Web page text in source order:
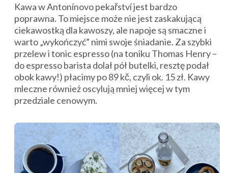
Kawa w Antonínovo pekařství jest bardzo
poprawna. To miejsce może nie jest zaskakującą
ciekawostką dla kawoszy, ale napoje są smaczne i
warto „wykończyć” nimi swoje śniadanie. Za szybki
przelew i tonic espresso (na toniku Thomas Henry –
do espresso barista dolał pół butelki, resztę podał
obok kawy!) płacimy po 89 kč, czyli ok. 15 zł. Kawy
mleczne również oscylują mniej więcej w tym
przedziale cenowym.